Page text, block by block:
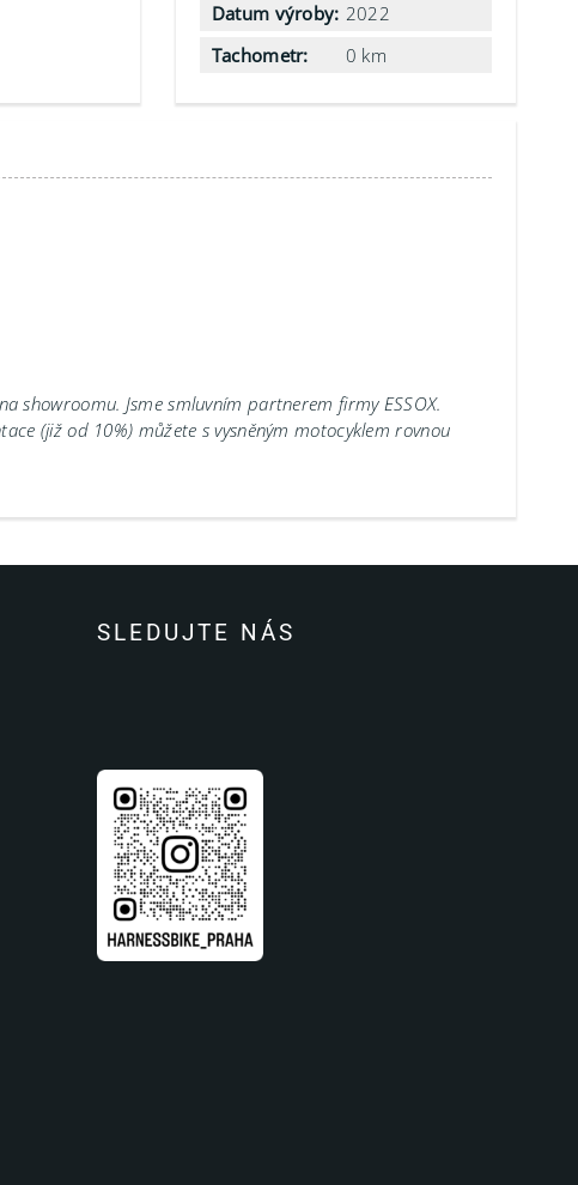
Datum výroby: 2022
Tachometr:
0 km
showroomu. Jsme smluvním partnerem firmy ESSOX.
(již od 10%) můžete s vysněným motocyklem rovnou
SLEDUJTE NÁS